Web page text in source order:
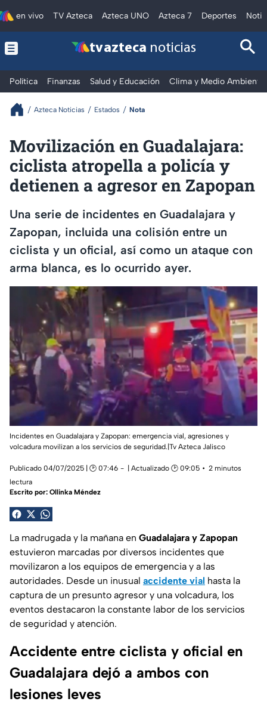
en vivo TV Azteca Azteca UNO Azteca 7 Deportes
tv azteca noticias
Política Finanzas Salud y Educación Clima y Medio Ambiente
Azteca Noticias Estados Nota
Movilización en Guadalajara:
ciclista atropella a policía y
detienen a agresor en Zapopan
Una serie de incidentes en Guadalajara y
Zapopan, incluida una colisión entre un
ciclista y un oficial, así como un ataque con
arma blanca, es lo ocurrido ayer.
Incidentes en Guadalajara y Zapopan: emergencia vial, agresiones y
volcadura movilizan a los servicios de seguridad.|Tv Azteca Jalisco
Publicado 04/07/2025 | 🕑 07:46 | Actualizado 🕑 09:05
2 minutos
lectura
Escrito por: Ollinka Méndez
La madrugada y la mañana en Guadalajara y Zapopan
estuvieron marcadas por diversos incidentes que
movilizaron a los equipos de emergencia y a las
autoridades. Desde un inusual accidente vial hasta la
captura de un presunto agresor y una volcadura, los
eventos destacaron la constante labor de los servicios
de seguridad y atención.
Accidente entre ciclista y oficial en
Guadalajara dejó a ambos con
lesiones leves